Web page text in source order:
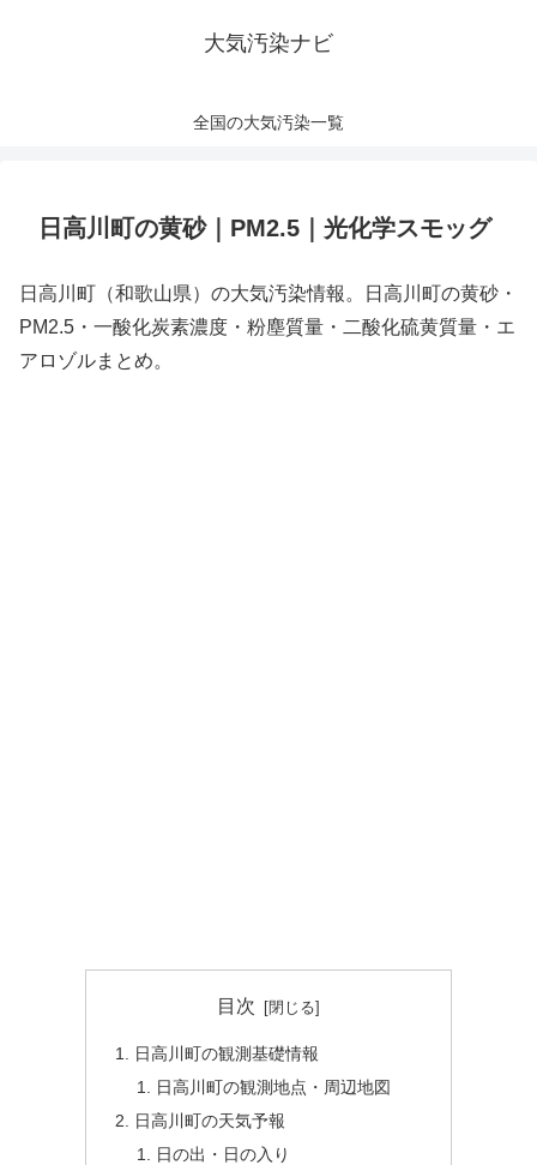
大気汚染ナビ
全国の大気汚染一覧
日高川町の黄砂｜PM2.5｜光化学スモッグ
日高川町（和歌山県）の大気汚染情報。日高川町の黄砂・
PM2.5・一酸化炭素濃度・粉塵質量・二酸化硫黄質量・エ
アロゾルまとめ。
目次
日高川町の観測基礎情報
日高川町の観測地点・周辺地図
日高川町の天気予報
日の出・日の入り